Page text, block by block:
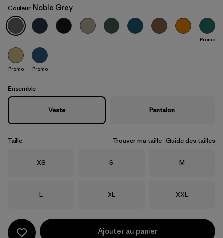
Noble Grey
Couleur Noble Grey
Promo
Promo Promo
Ensemble
Veste Pantalon
Taille Trouver ma taille Guide des tailles
Taille
XS Taille
S Taille
M
Taille
L Taille
XL Taille
XXL
Ajouter au panier